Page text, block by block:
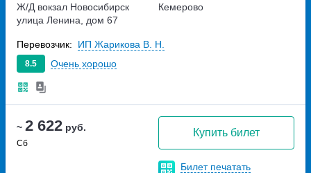
~ 2 622 руб.
Сб
Купить билет
Билет печатать
Ж/Д вокзал Новосибирск
улица Ленина, дом 67
Кемерово
8.5 Очень хорошо
Перевозчик: ИП Жарикова В. Н.